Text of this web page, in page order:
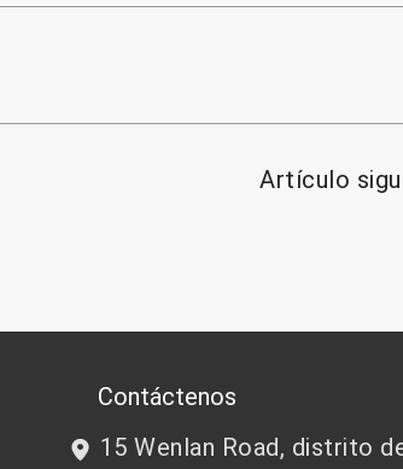
Artículo
Contáctenos
15 Wenlan Road, distrito